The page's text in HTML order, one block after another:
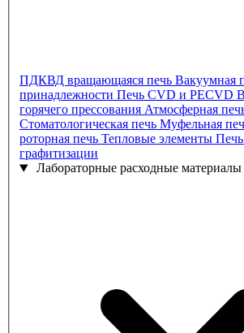
ПДКВД вращающаяся печь Вакуумная
принадлежности Печь CVD и PECVD
горячего прессования Атмосферная
Стоматологическая печь Муфельная
роторная печь Тепловые элементы
графитизации
Лабораторные расходные